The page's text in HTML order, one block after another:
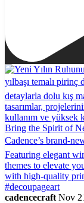
cadencecraft Nov